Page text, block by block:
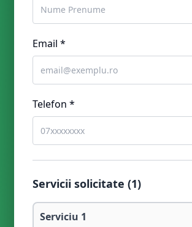
Email *
Telefon *
Servicii solicitate (1)
Serviciu 1